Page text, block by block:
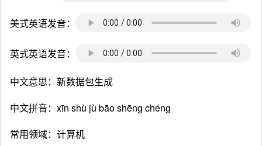
美式英语发音：
英式英语发音：
中文意思：新数据包生成
中文拼音：xīn shù jù bāo shēng chéng
常用领域：计算机